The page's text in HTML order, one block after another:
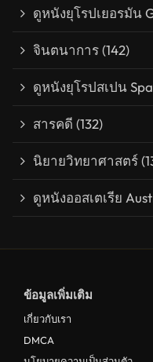
ดูหนังยุโรปเยอรมัน
จินตนาการ(142)
ดูหนังยุโรปสเปน
สารคดี (132)
นิยายวิทยาศาสตร์
ดูหนังออสเตเรีย
ข้อมูลเพิ่มเติม
เกี่ยวกับเรา
DMCA